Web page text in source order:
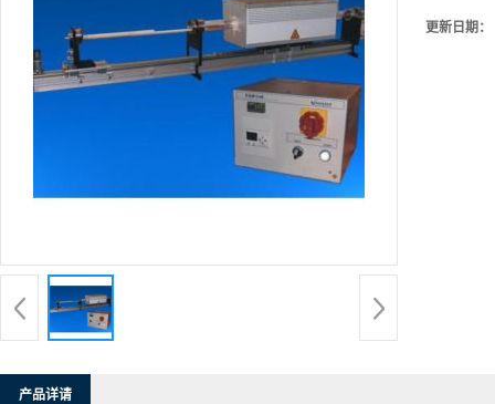
更新日期：
产品详请